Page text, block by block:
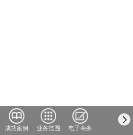
成功案例 业务范围 电子商务